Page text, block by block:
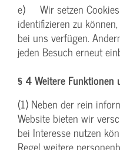
e) Wir setzen Cookies
identifizieren zu
bei uns verfügen.
jeden Besuch erneut
§ 4 Weitere Funktionen
(1) Neben der rein
Website bieten wir
bei Interesse nutzen